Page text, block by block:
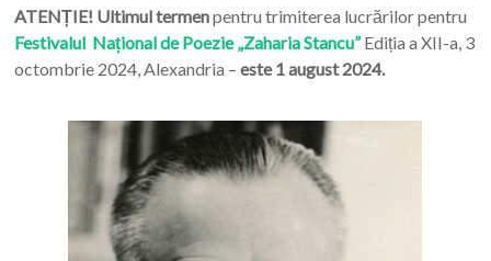
ATENȚIE! Ultimul termenpentru trimiterea lucrărilor pentru
Festivalul Național de Poezie „Zaharia Stancu”Ediția a XII-a, 3
octombrie 2024, Alexandria – este 1 august 2024.